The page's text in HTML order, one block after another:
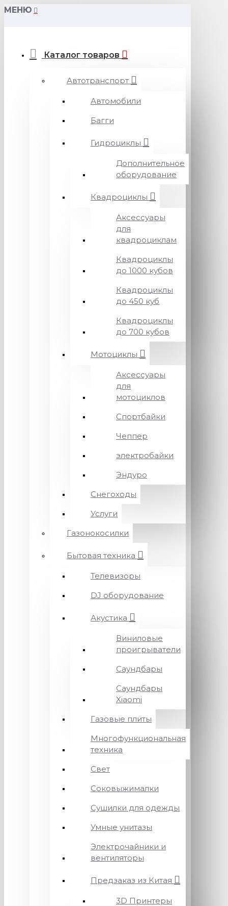
МЕНЮ
Каталог товаров
Автотранспорт
Автомобили
Багги
Гидроциклы
Дополнительное
оборудование
Квадроциклы
Аксессуары
для
квадроциклам
Квадроциклы
до 1000 кубов
Квадроциклы
до 450 куб
Квадроциклы
до 700 кубов
Мотоциклы
Аксессуары
для
мотоциклов
Спортбайки
Чеппер
электробайки
Эндуро
Снегоходы
Услуги
Газонокосилки
Бытовая техника
Телевизоры
DJ оборудование
Акустика
Виниловые
проигрыватели
Саундбары
Саундбары
Xiaomi
Газовые плиты
Многофункциональная
техника
Свет
Соковыжималки
Сушилки для одежды
Умные унитазы
Электрочайники и
вентиляторы
Предзаказ из Китая
3D Принтеры